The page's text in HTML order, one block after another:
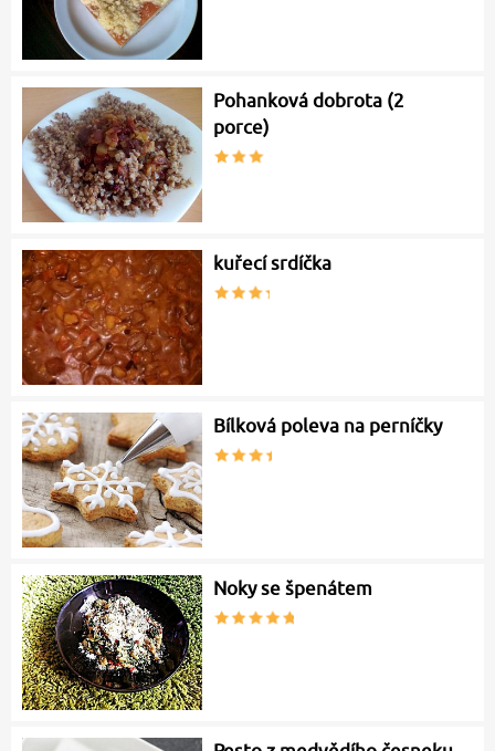
Pohanková dobrota (2
porce)
kuřecí srdíčka
Bílková poleva na perníčky
Noky se špenátem